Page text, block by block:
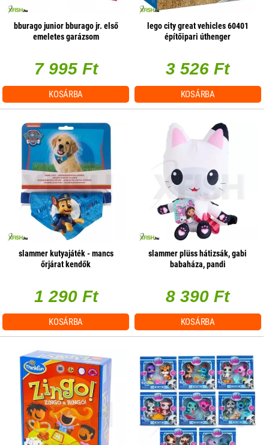
bburago junior bburago jr. első
emeletes garázsom
7 995 Ft
KOSÁRBA
lego city great vehicles 60401
építőipari úthenger
3 526 Ft
KOSÁRBA
slammer kutyajáték - mancs
őrjárat kendők
1 290 Ft
KOSÁRBA
slammer plüss hátizsák, gabi
babaháza, pandi
8 390 Ft
KOSÁRBA